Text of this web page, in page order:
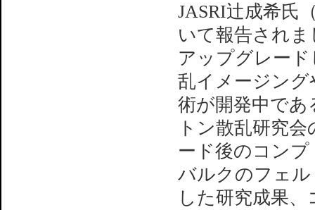
JASRI辻成希氏
いて報告され
アップグレー
乱イメージング
術が開発中で
トン散乱研究
ード後のコン
バルクのフェ
した研究成果